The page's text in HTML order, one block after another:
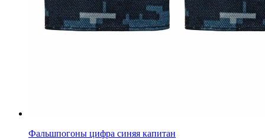
Фальшпогоны цифра синяя капитан